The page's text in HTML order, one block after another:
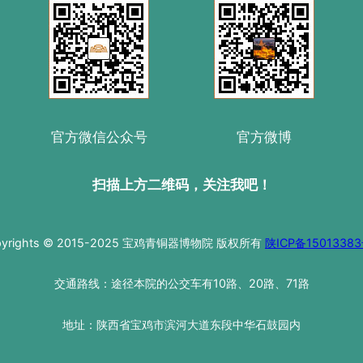
官方微信公众号 官方微博
扫描上方二维码，关注我吧！
© 2015-2025 宝鸡青铜器博物院 版权所有 陕ICP备
交通路线：途径本院的公交车有10路、20路、71路
地址：陕西省宝鸡市滨河大道东段中华石鼓园内